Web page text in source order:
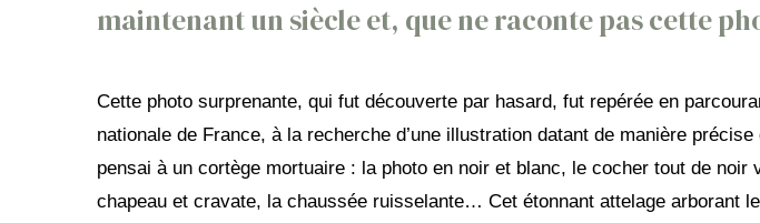
maintenant un siècle et, que ne raconte pas cette
Cette photo surprenante, qui fut découverte par hasard, fut repérée en
nationale de France, à la recherche d’une illustration datant de manière
pensai à un cortège mortuaire : la photo en noir et blanc, le cocher tout de noir
chapeau et cravate, la chaussée ruisselante… Cet étonnant attelage arborant